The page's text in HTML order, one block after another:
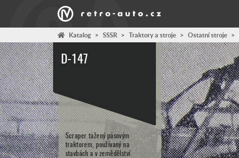
Katalog > SSSR > Traktory a stroje > Ostatní stroje >
D-147
Scraper tažený pásovým
traktorem, používaný na
stavbách a v zemědělství.